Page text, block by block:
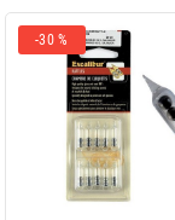
-30 %